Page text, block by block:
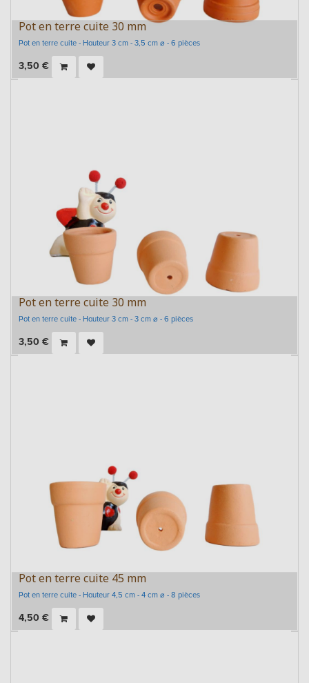
Pot en terre cuite 30 mm
Pot en terre cuite - Hauteur 3 cm - 3,5 cm ⌀ - 6 pièces
3,50 €
Pot en terre cuite 30 mm
Pot en terre cuite - Hauteur 3 cm - 3 cm ⌀ - 6 pièces
3,50 €
Pot en terre cuite 45 mm
Pot en terre cuite - Hauteur 4,5 cm - 4 cm ⌀ - 8 pièces
4,50 €